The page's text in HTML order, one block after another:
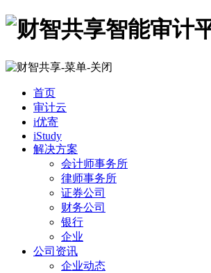
首页
审计云
i优寄
iStudy
解决方案
会计师事务所
律师事务所
证券公司
财务公司
银行
企业
公司资讯
企业动态